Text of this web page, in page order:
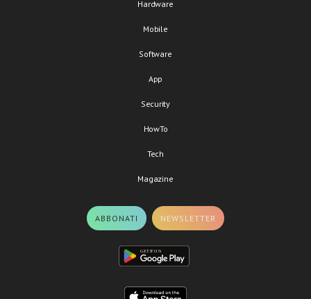
Hardware
Mobile
Software
App
Security
HowTo
Tech
Magazine
ABBONATI NEWSLETTER